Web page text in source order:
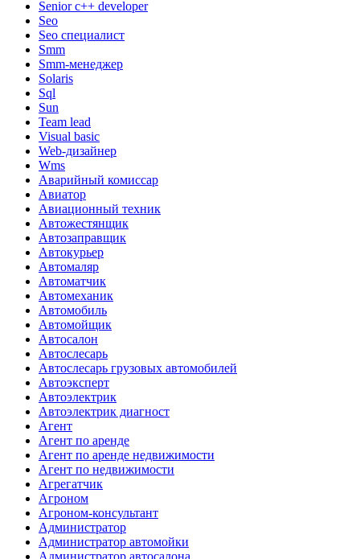
Senior с++ developer
Seo
Seo специалист
Smm
Smm-менеджер
Solaris
Sql
Sun
Team lead
Visual basic
Web-дизайнер
Wms
Аварийный комиссар
Авиатор
Авиационный техник
Автожестянщик
Автозаправщик
Автокурьер
Автомаляр
Автоматчик
Автомеханик
Автомобиль
Автомойщик
Автосалон
Автослесарь
Автослесарь грузовых автомобилей
Автоэксперт
Автоэлектрик
Автоэлектрик диагност
Агент
Агент по аренде
Агент по аренде недвижимости
Агент по недвижимости
Агрегатчик
Агроном
Агроном-консультант
Администратор
Администратор автомойки
Администратор автосалона